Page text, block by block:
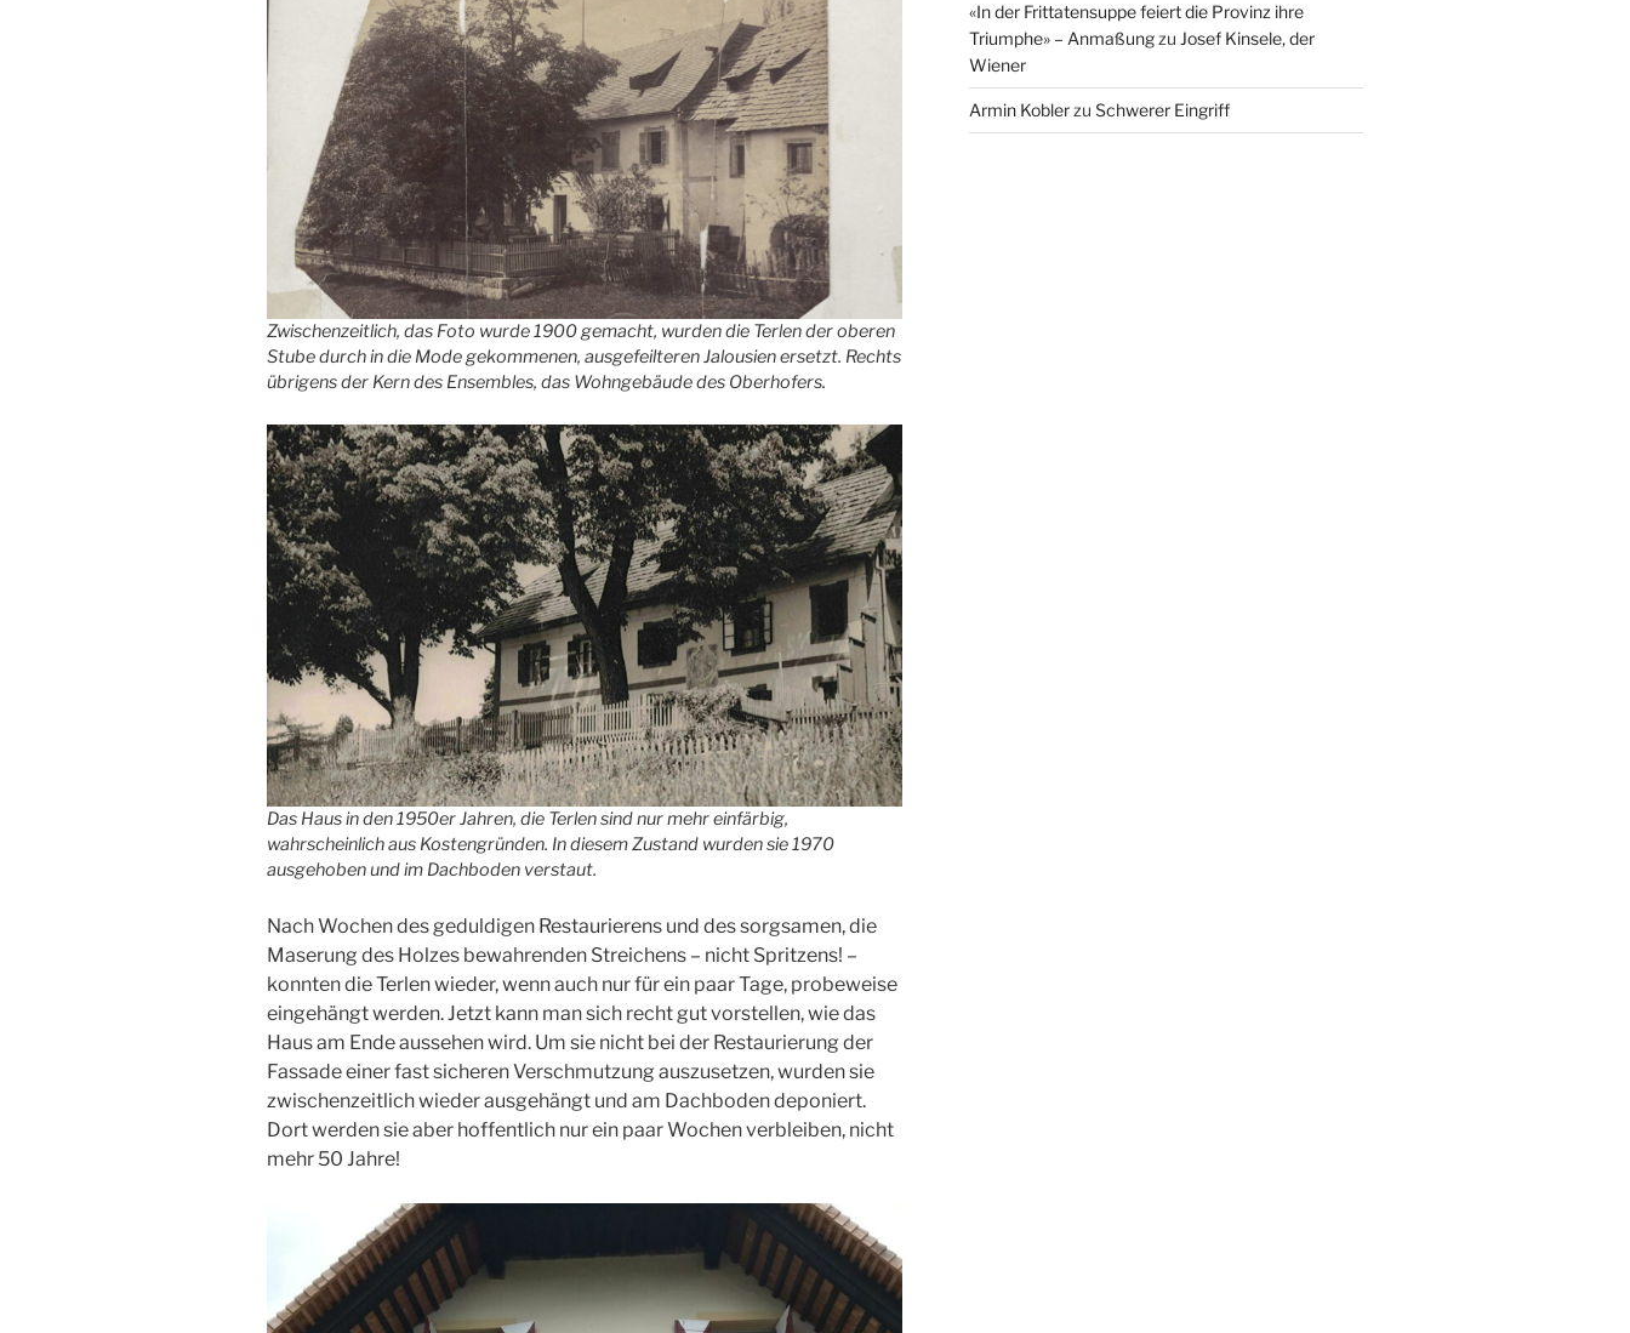
Zwischenzeitlich, das Foto wurde 1900 gemacht, wurden die Terlen der oberen
Stube durch in die Mode gekommenen, ausgefeilteren Jalousien ersetzt. Rechts
übrigens der Kern des Ensembles, das Wohngebäude des Oberhofers.
Das Haus in den 1950er Jahren, die Terlen sind nur mehr einfärbig,
wahrscheinlich aus Kostengründen. In diesem Zustand wurden sie 1970
ausgehoben und im Dachboden verstaut.
Nach Wochen des geduldigen Restaurierens und des sorgsamen, die
Maserung des Holzes bewahrenden Streichens – nicht Spritzens! –
konnten die Terlen wieder, wenn auch nur für ein paar Tage, probeweise
eingehängt werden. Jetzt kann man sich recht gut vorstellen, wie das
Haus am Ende aussehen wird. Um sie nicht bei der Restaurierung der
Fassade einer fast sicheren Verschmutzung auszusetzen, wurden sie
zwischenzeitlich wieder ausgehängt und am Dachboden deponiert.
Dort werden sie aber hoffentlich nur ein paar Wochen verbleiben, nicht
mehr 50 Jahre!
«In der Frittatensuppe feiert die Provinz ihre
Triumphe» – Anmaßungzu Josef Kinsele, der
Wiener
Armin Koblerzu Schwerer Eingriff